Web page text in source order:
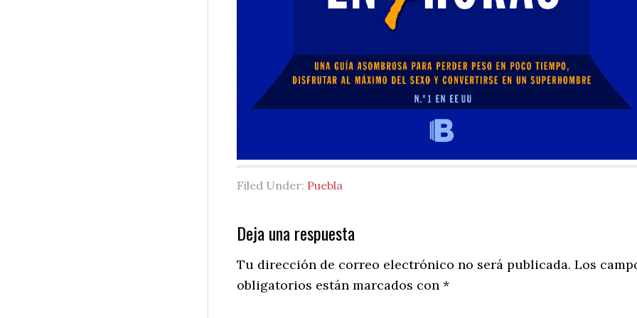
Filed Under: Puebla
Reader
Interactions
Deja una respuesta
Tu dirección de correo electrónico no será publicada. Los
obligatorios están marcados con *